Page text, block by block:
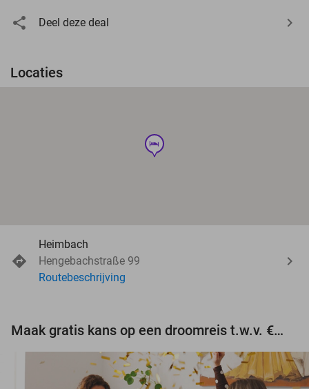
Deel deze deal
Locaties
hotel
Heimbach
Hengebachstraße 99
Routebeschrijving
Maak gratis kans op een droomreis t.w.v. €3.000!